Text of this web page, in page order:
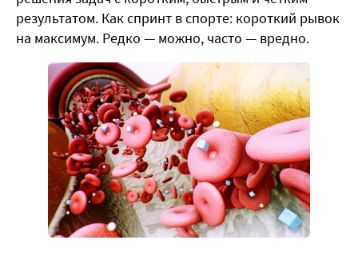
результатом. Как спринт в спорте: короткий рывок
на максимум. Редко — можно, часто — вредно.